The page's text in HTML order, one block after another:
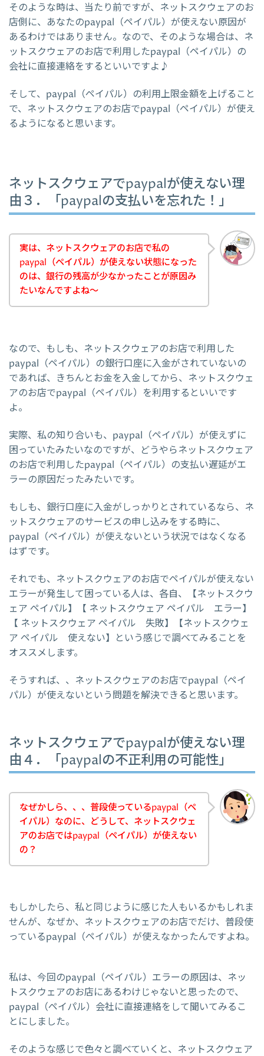
そのような時は、当たり前ですが、ネットスクウェアのお
店側に、あなたのpaypal（ペイパル）が使えない原因が
あるわけではありません。なので、そのような場合は、ネ
ットスクウェアのお店で利用したpaypal（ペイパル）の
会社に直接連絡をするといいですよ♪
そして、paypal（ペイパル）の利用上限金額を上げること
で、ネットスクウェアのお店でpaypal（ペイパル）が使え
るようになると思います。
ネットスクウェアでpaypalが使えない理
由３．「paypalの支払いを忘れた！」
実は、ネットスクウェアのお店で私の
paypal（ペイパル）が使えない状態になった
のは、銀行の残高が少なかったことが原因み
たいなんですよね～
なので、もしも、ネットスクウェアのお店で利用した
paypal（ペイパル）の銀行口座に入金がされていないの
であれば、きちんとお金を入金してから、ネットスクウェ
アのお店でpaypal（ペイパル）を利用するといいです
よ。
実際、私の知り合いも、paypal（ペイパル）が使えずに
困っていたみたいなのですが、どうやらネットスクウェア
のお店で利用したpaypal（ペイパル）の支払い遅延がエ
ラーの原因だったみたいです。
もしも、銀行口座に入金がしっかりとされているなら、ネ
ットスクウェアのサービスの申し込みをする時に、
paypal（ペイパル）が使えないという状況ではなくなる
はずです。
それでも、ネットスクウェアのお店でペイパルが使えない
エラーが発生して困っている人は、各自、【ネットスクウ
ェア ペイパル】【 ネットスクウェア ペイパル エラー】
【 ネットスクウェア ペイパル 失敗】【ネットスクウェ
ア ペイパル 使えない】という感じで調べてみることを
オススメします。
そうすれば、、ネットスクウェアのお店でpaypal（ペイ
パル）が使えないという問題を解決できると思います。
ネットスクウェアでpaypalが使えない理
由４．「paypalの不正利用の可能性」
なぜかしら、、、普段使っているpaypal（ペ
イパル）なのに、どうして、ネットスクウェ
アのお店ではpaypal（ペイパル）が使えない
の？
もしかしたら、私と同じように感じた人もいるかもしれま
せんが、なぜか、ネットスクウェアのお店でだけ、普段使
っているpaypal（ペイパル）が使えなかったんですよね。
私は、今回のpaypal（ペイパル）エラーの原因は、ネッ
トスクウェアのお店にあるわけじゃないと思ったので、
paypal（ペイパル）会社に直接連絡をして聞いてみるこ
とにしました。
そのような感じで色々と調べていくと、ネットスクウェア